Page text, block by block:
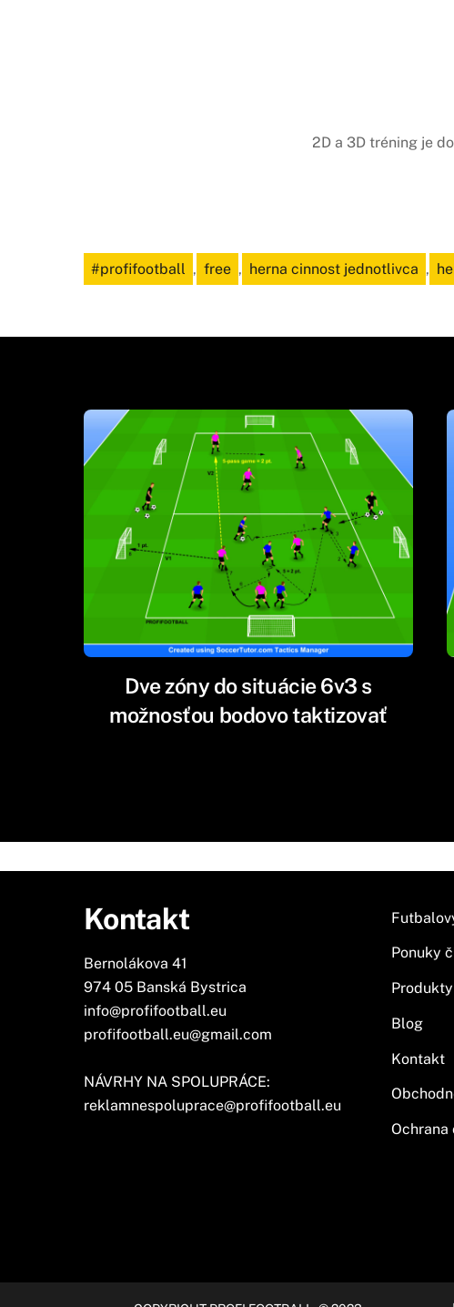
2D a 3D tréning je
#profifootball , free , herna cinnost jednotlivca ,
Dve zóny do situácie 6v3 s
možnosťou bodovo taktizovať
Kontakt
Bernolákova 41
974 05 Banská Bystrica
info@profifootball.eu
profifootball.eu@gmail.com
NÁVRHY NA SPOLUPRÁCE:
reklamnespoluprace@profifootball.eu
Ponuky
Produkty
Blog
Kontakt
Ochrana